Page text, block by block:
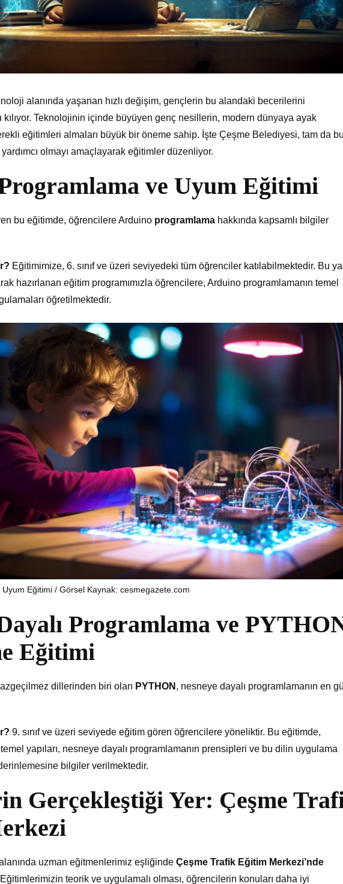
alanında yaşanan hızlı değişim, gençlerin bu alandaki becerilerini
Teknolojinin içinde büyüyen genç nesillerin, modern dünyaya ayak
eğitimleri almaları büyük bir öneme sahip. İşte Çeşme Belediyesi, tam da bu
olmayı amaçlayarak eğitimler düzenliyor.
ve Uyum Eğitimi
bu eğitimde, öğrencilere Arduino programlama hakkında kapsamlı bilgiler
Eğitimimize, 6. sınıf ve üzeri seviyedeki tüm öğrenciler katılabilmektedir. Bu
hazırlanan eğitim programımızla öğrencilere, Arduino programlamanın temel
öğretilmektedir.
Eğitimi / Görsel Kaynak: cesmegazete.com
Programlama ve
Eğitimi
dillerinden biri olan PYTHON , nesneye dayalı programlamanın en
9. sınıf ve üzeri seviyede eğitim gören öğrencilere yöneliktir. Bu eğitimde,
yapıları, nesneye dayalı programlamanın prensipleri ve bu dilin uygulama
bilgiler verilmektedir.
Gerçekleştiği Yer: Çeşme
uzman eğitmenlerimiz eşliğinde Çeşme Trafik Eğitim Merkezi’nde
teorik ve uygulamalı olması, öğrencilerin konuları daha iyi